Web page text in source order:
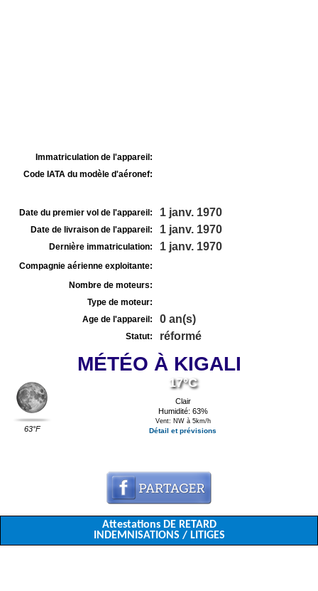
Immatriculation de l'appareil:
Code IATA du modèle d'aéronef:
Date du premier vol de l'appareil: 1 janv. 1970
Date de livraison de l'appareil: 1 janv. 1970
Dernière immatriculation: 1 janv. 1970
Compagnie aérienne exploitante:
Nombre de moteurs:
Type de moteur:
Age de l'appareil:
0 an(s)
Statut: réformé
MÉTÉO À KIGALI
63°F
17°C
Clair
Humidité: 63%
Vent: NW à 5km/h
Détail et prévisions
Attestations DE RETARD
INDEMNISATIONS / LITIGES